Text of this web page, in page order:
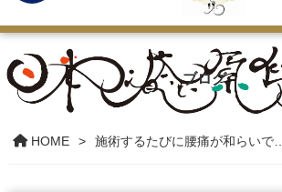
ブログ
HOME 施術するたびに腰痛が和らい